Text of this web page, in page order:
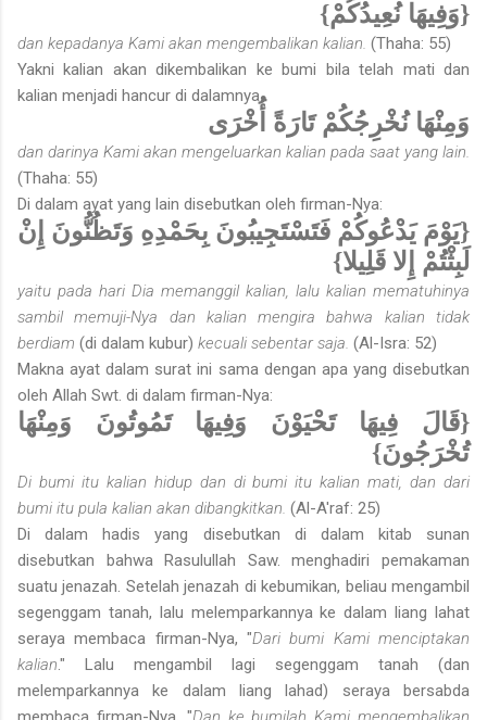
{وَفِيهَا نُعِيدُكُمْ}
dan kepadanya Kami akan mengembalikan kalian. (Thaha: 55)
Yakni kalian akan dikembalikan ke bumi bila telah mati dan
kalian menjadi hancur di dalamnya.
وَمِنْهَا نُخْرِجُكُمْ تَارَةً أُخْرَى
dan darinya Kami akan mengeluarkan kalian pada saat yang lain.
(Thaha: 55)
Di dalam ayat yang lain disebutkan oleh firman-Nya:
{يَوْمَ يَدْعُوكُمْ فَتَسْتَجِيبُونَ بِحَمْدِهِ وَتَظُنُّونَ إِنْ
لَبِثْتُمْ إِلا قَلِيلا}
yaitu pada hari Dia memanggil kalian, lalu kalian mematuhinya
sambil memuji-Nya dan kalian mengira bahwa kalian tidak
berdiam (di dalam kubur) kecuali sebentar saja. (Al-Isra: 52)
Makna ayat dalam surat ini sama dengan apa yang disebutkan
oleh Allah Swt. di dalam firman-Nya:
{قَالَ فِيهَا تَحْيَوْنَ وَفِيهَا تَمُوتُونَ وَمِنْهَا
تُخْرَجُونَ}
Di bumi itu kalian hidup dan di bumi itu kalian mati, dan dari
bumi itu pula kalian akan dibangkitkan. (Al-A'raf: 25)
Di dalam hadis yang disebutkan di dalam kitab sunan
disebutkan bahwa Rasulullah Saw. menghadiri pemakaman
suatu jenazah. Setelah jenazah di kebumikan, beliau mengambil
segenggam tanah, lalu melemparkannya ke dalam liang lahat
seraya membaca firman-Nya, "Dari bumi Kami menciptakan
kalian." Lalu mengambil lagi segenggam tanah (dan
melemparkannya ke dalam liang lahad) seraya bersabda